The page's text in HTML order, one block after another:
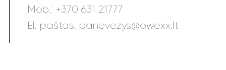
Mob.: +370 631 21777
El. paštas: panevezys@owexx.lt